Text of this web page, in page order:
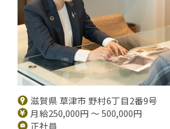
滋賀県 草津市 野村6丁目2番9号
月給250,000円 ～ 500,000円
正社員